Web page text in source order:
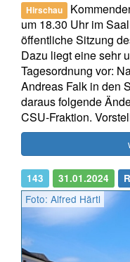
Hirschau
um 18.30 Uhr im
öffentliche Sitzung
Dazu liegt eine sehr
Tagesordnung vor:
Andreas Falk in den
daraus folgende
CSU-Fraktion.
143 31.01.2024
Foto: Alfred Härtl